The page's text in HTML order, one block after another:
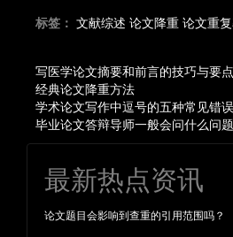
标签： 文献综述 论文降重 论文重
写医学论文摘要和前言的技巧与要点
经典论文降重方法
学术论文写作中逗号的五种常见错
毕业论文答辩导师一般会问什么问
最新热点资讯
论文题目会影响到查重的引用范围吗？